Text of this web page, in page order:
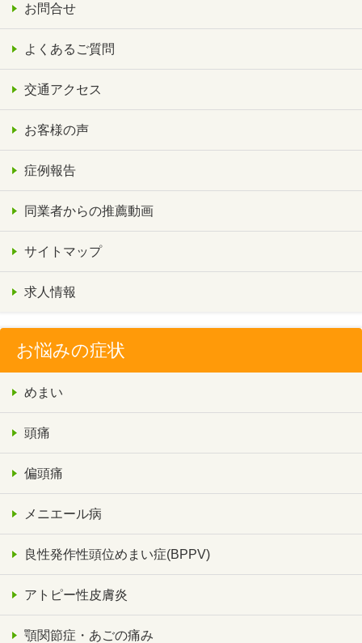
お問合せ
よくあるご質問
交通アクセス
お客様の声
症例報告
同業者からの推薦動画
サイトマップ
求人情報
お悩みの症状
めまい
頭痛
偏頭痛
メニエール病
良性発作性頭位めまい症(BPPV)
アトピー性皮膚炎
顎関節症・あごの痛み